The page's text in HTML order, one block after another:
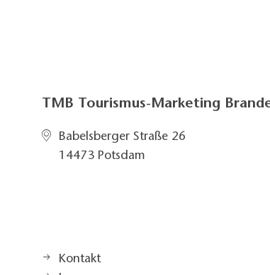
TMB Tourismus-Marketing
Babelsberger Straße 26
14473 Potsdam
Kontakt